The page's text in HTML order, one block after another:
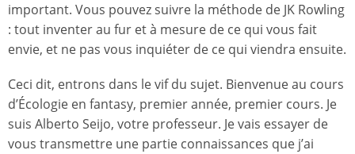
important. Vous pouvez suivre la méthode de JK Rowling
: tout inventer au fur et à mesure de ce qui vous fait
envie, et ne pas vous inquiéter de ce qui viendra ensuite.
Ceci dit, entrons dans le vif du sujet. Bienvenue au cours
d’Écologie en fantasy, premier année, premier cours. Je
suis Alberto Seijo, votre professeur. Je vais essayer de
vous transmettre une partie connaissances que j’ai